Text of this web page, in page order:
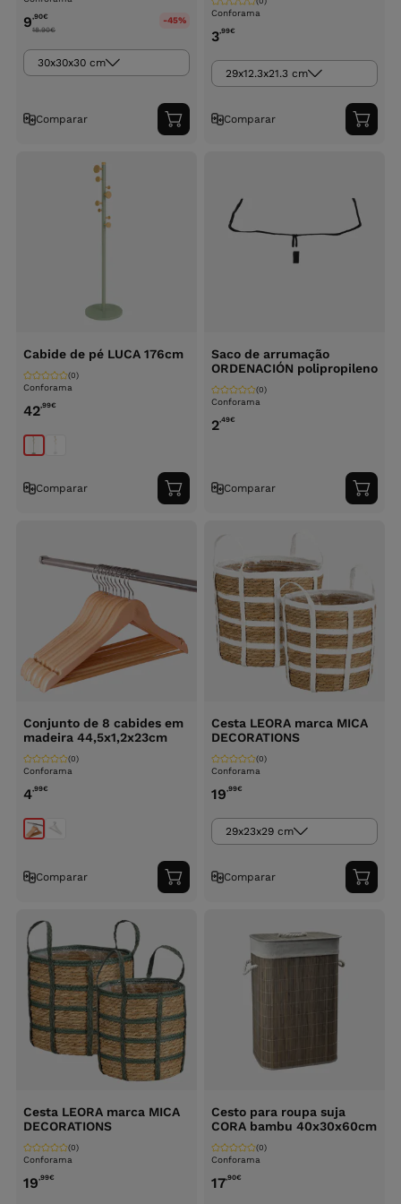
9,90€
18.90€
-45%
30x30x30 cm
Comparar
Adicionar
ao
Conforama
3,99€
29x12.3x21.3 cm
Comparar
ao
Cabide de pé LUCA 176cm
Conforama
(0)
42,99€
Comparar
Adicionar
ao
Saco de arrumação
ORDENACIÓN polipropileno
Conforama
(0)
2,49€
Comparar
ao
Conjunto de 8 cabides em
madeira 44,5x1,2x23cm
Conforama
(0)
4,99€
Comparar
Adicionar
ao
Cesta LEORA marca MICA
DECORATIONS
Conforama
(0)
19,99€
29x23x29 cm
Comparar
ao
Cesta LEORA marca MICA
DECORATIONS
Conforama
(0)
19,99€
Cesto para roupa suja
CORA bambu 40x30x60cm
Conforama
(0)
17,90€